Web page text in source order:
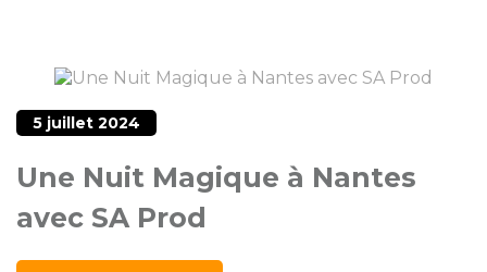
5 juillet 2024
Une Nuit Magique à Nantes
avec SA Prod